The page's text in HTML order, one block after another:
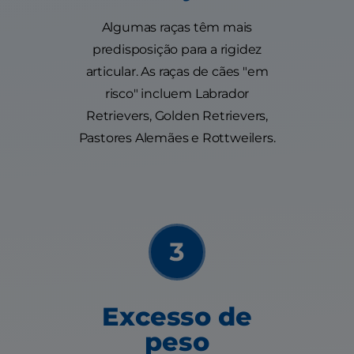
Algumas raças têm mais
predisposição para a rigidez
articular. As raças de cães "em
risco" incluem Labrador
Retrievers, Golden Retrievers,
Pastores Alemães e Rottweilers.
Excesso de
peso